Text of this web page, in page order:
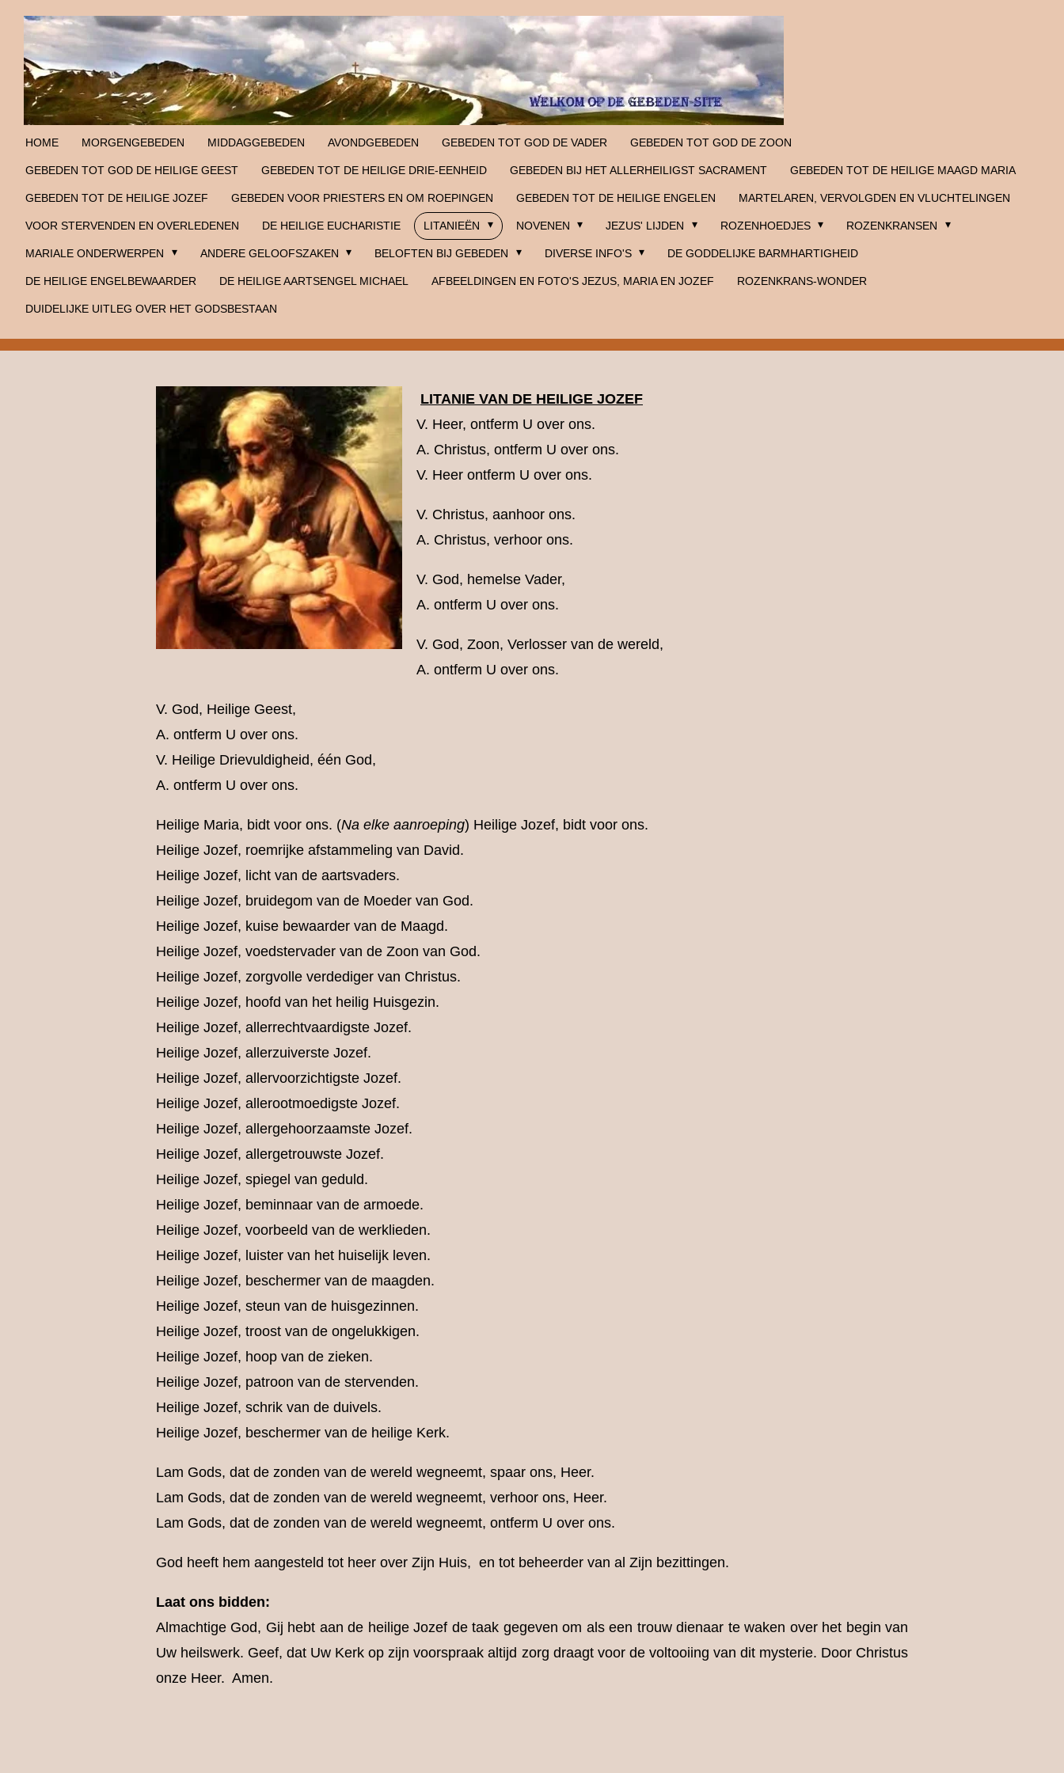
Ga
direct
naar
hoofdinhoud
HOME MORGENGEBEDEN MIDDAGGEBEDEN AVONDGEBEDEN GEBEDEN TOT GOD DE VADER GEBEDEN TOT GOD DE ZOON
GEBEDEN TOT GOD DE HEILIGE GEEST GEBEDEN TOT DE HEILIGE DRIE-EENHEID GEBEDEN BIJ HET ALLERHEILIGST SACRAMENT GEBEDEN TOT DE HEILIGE MAAGD MARIA
GEBEDEN TOT DE HEILIGE JOZEF GEBEDEN VOOR PRIESTERS EN OM ROEPINGEN GEBEDEN TOT DE HEILIGE ENGELEN MARTELAREN, VERVOLGDEN EN VLUCHTELINGEN
VOOR STERVENDEN EN OVERLEDENEN DE HEILIGE EUCHARISTIE LITANIEËN NOVENEN JEZUS' LIJDEN ROZENHOEDJES ROZENKRANSEN
MARIALE ONDERWERPEN ANDERE GELOOFSZAKEN BELOFTEN BIJ GEBEDEN DIVERSE INFO'S DE GODDELIJKE BARMHARTIGHEID
DE HEILIGE ENGELBEWAARDER DE HEILIGE AARTSENGEL MICHAEL AFBEELDINGEN EN FOTO'S JEZUS, MARIA EN JOZEF ROZENKRANS-WONDER
DUIDELIJKE UITLEG OVER HET GODSBESTAAN
LITANIE VAN DE HEILIGE JOZEF
V. Heer, ontferm U over ons.
A. Christus, ontferm U over ons.
V. Heer ontferm U over ons.
V. Christus, aanhoor ons.
A. Christus, verhoor ons.
V. God, hemelse Vader,
A. ontferm U over ons.
V. God, Zoon, Verlosser van de wereld,
A. ontferm U over ons.
V. God, Heilige Geest,
A. ontferm U over ons.
V. Heilige Drievuldigheid, één God,
A. ontferm U over ons.
Heilige Maria, bidt voor ons. (Na elke aanroeping) Heilige Jozef, bidt voor ons.
Heilige Jozef, roemrijke afstammeling van David.
Heilige Jozef, licht van de aartsvaders.
Heilige Jozef, bruidegom van de Moeder van God.
Heilige Jozef, kuise bewaarder van de Maagd.
Heilige Jozef, voedstervader van de Zoon van God.
Heilige Jozef, zorgvolle verdediger van Christus.
Heilige Jozef, hoofd van het heilig Huisgezin.
Heilige Jozef, allerrechtvaardigste Jozef.
Heilige Jozef, allerzuiverste Jozef.
Heilige Jozef, allervoorzichtigste Jozef.
Heilige Jozef, allerootmoedigste Jozef.
Heilige Jozef, allergehoorzaamste Jozef.
Heilige Jozef, allergetrouwste Jozef.
Heilige Jozef, spiegel van geduld.
Heilige Jozef, beminnaar van de armoede.
Heilige Jozef, voorbeeld van de werklieden.
Heilige Jozef, luister van het huiselijk leven.
Heilige Jozef, beschermer van de maagden.
Heilige Jozef, steun van de huisgezinnen.
Heilige Jozef, troost van de ongelukkigen.
Heilige Jozef, hoop van de zieken.
Heilige Jozef, patroon van de stervenden.
Heilige Jozef, schrik van de duivels.
Heilige Jozef, beschermer van de heilige Kerk.
Lam Gods, dat de zonden van de wereld wegneemt, spaar ons, Heer.
Lam Gods, dat de zonden van de wereld wegneemt, verhoor ons, Heer.
Lam Gods, dat de zonden van de wereld wegneemt, ontferm U over ons.
God heeft hem aangesteld tot heer over Zijn Huis, en tot beheerder van al Zijn bezittingen.
Laat ons bidden:
Almachtige God, Gij hebt aan de heilige Jozef de taak gegeven om als een trouw dienaar te waken over het begin van
Uw heilswerk. Geef, dat Uw Kerk op zijn voorspraak altijd zorg draagt voor de voltooiing van dit mysterie. Door Christus
onze Heer. Amen.